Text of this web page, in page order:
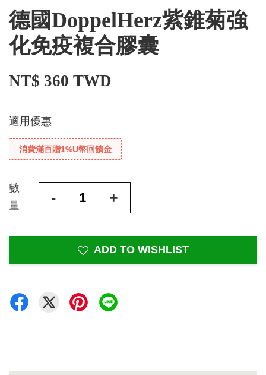
德國DoppelHerz紫錐菊強
化免疫複合膠囊
NT$ 360 TWD
適用優惠
消費滿百贈1%U幣回饋金
數
量
- +
ADD TO WISHLIST